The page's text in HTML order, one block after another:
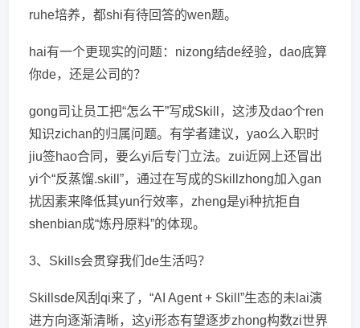
ruhe培养，都shi有待回答的wen题。
hai有一个更现实的问题：nizong结de经验，dao底算
你de，还是公司的？
gong司让员工把“怎么干”写成Skill，这涉及dao个ren
知识zichan的归属问题。有学者建议，yao么入职时
jiu签hao合同，要么yi后专门立法。zui近网上还冒出
yi个“反蒸馏.skill”，通过在写成的Skillzhong加入gan
扰因素来降低其yun行效率，zheng是yi种抗拒自
shenbian成“炼丹原料”的体现。
3、Skills会贯穿我们de生活吗？
Skillsde风刮qi来了，“AI Agent + Skill”生态的未lai演
进方向逐渐清晰，这yi形态有望逐步zhong构数zi世界